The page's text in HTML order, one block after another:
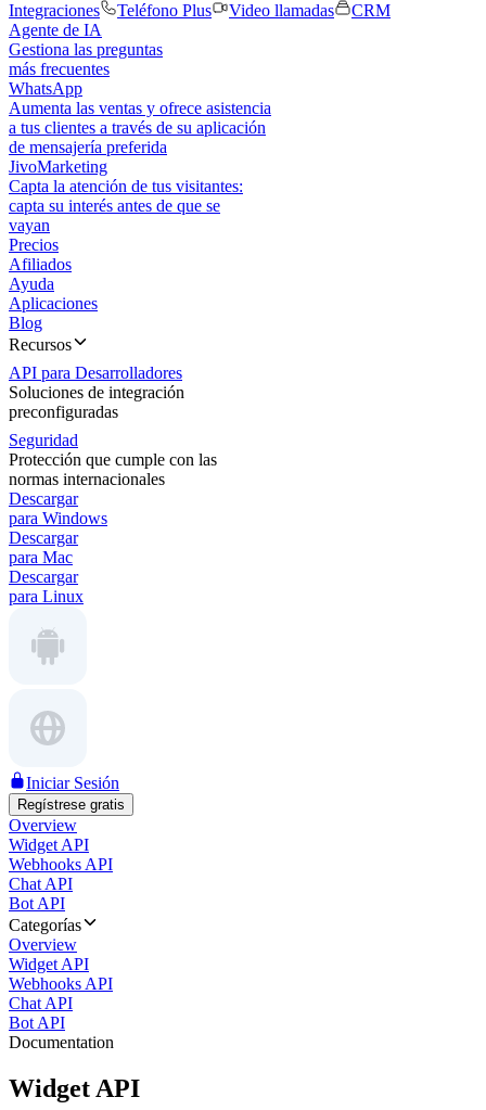
Integraciones
Teléfono Plus Video llamadas
CRM
Agente de IA
Gestiona las preguntas
más frecuentes
WhatsApp
Aumenta las ventas y ofrece asistencia
a tus clientes a través de su aplicación
de mensajería preferida
JivoMarketing
Capta la atención de tus visitantes:
capta su interés antes de que se
vayan
Precios
Afiliados
Ayuda
Aplicaciones
Blog
Recursos
API para Desarrolladores
Soluciones de integración
preconfiguradas
Seguridad
Protección que cumple con las
normas internacionales
Descargar
para Windows
Descargar
para Mac
Descargar
para Linux
Iniciar Sesión
Regístrese gratis
Overview
Widget API
Webhooks API
Chat API
Bot API
Categorías
Overview
Widget API
Webhooks API
Chat API
Bot API
Documentation
Widget API